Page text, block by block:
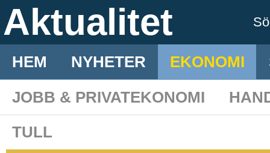
Aktualitet
HEM NYHETER EKONOMI
JOBB & PRIVATEKONOMI
TULL